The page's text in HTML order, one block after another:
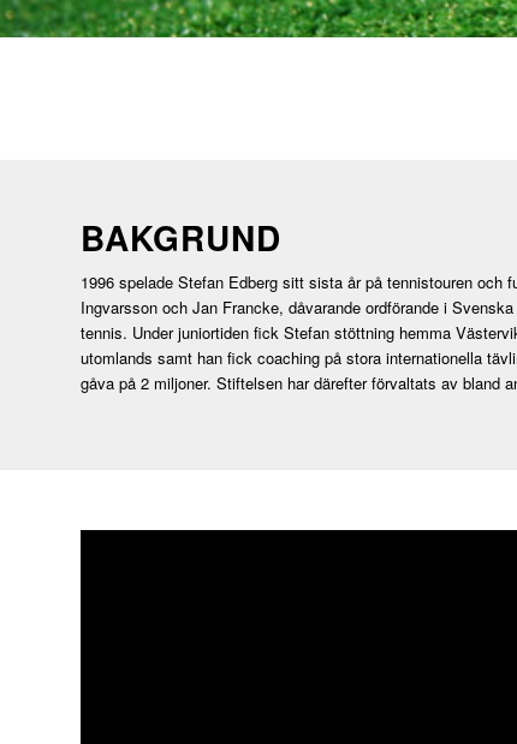
BAKGRUND
1996 spelade Stefan Edberg sitt sista år på tennistouren och
Ingvarsson och Jan Francke, dåvarande ordförande i
tennis. Under juniortiden fick Stefan stöttning hemma
utomlands samt han fick coaching på stora internationella
gåva på 2 miljoner. Stiftelsen har därefter förvaltats av bland